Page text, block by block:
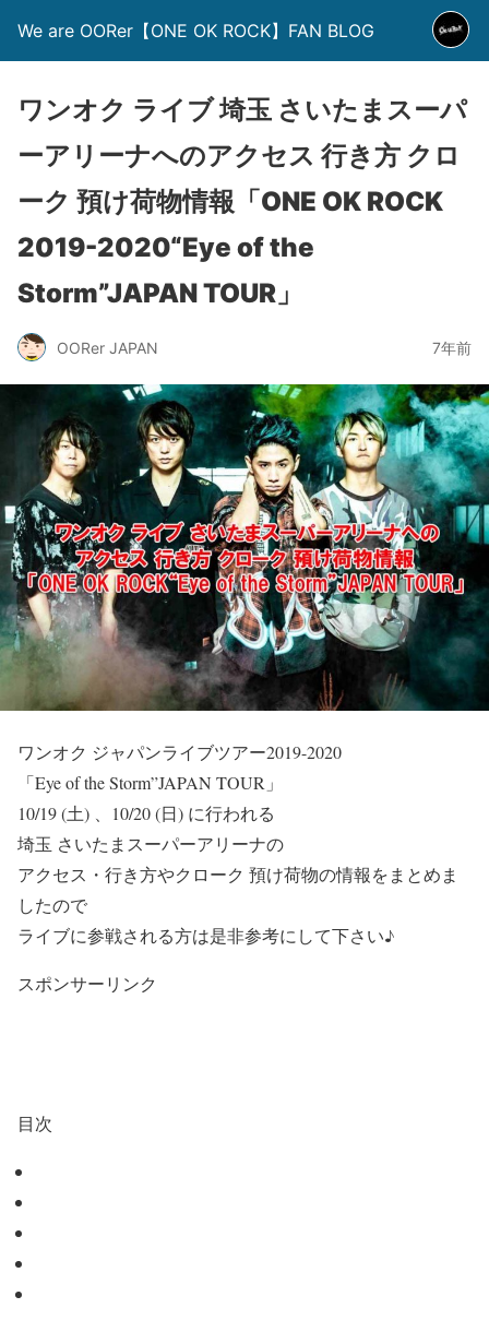
We are OORer【ONE OK ROCK】FAN BLOG
ワンオク ライブ 埼玉 さいたまスーパ
ーアリーナへのアクセス 行き方 クロ
ーク 預け荷物情報「ONE OK ROCK
2019-2020“Eye of the
Storm”JAPAN TOUR」
OORer JAPAN 7年前
ワンオク ジャパンライブツアー2019-2020
「Eye of the Storm”JAPAN TOUR」
10/19 (土) 、10/20 (日) に行われる
埼玉 さいたまスーパーアリーナの
アクセス・行き方やクローク 預け荷物の情報をまとめま
したので
ライブに参戦される方は是非参考にして下さい♪
スポンサーリンク
目次